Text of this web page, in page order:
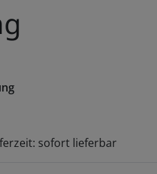
sofort lieferbar